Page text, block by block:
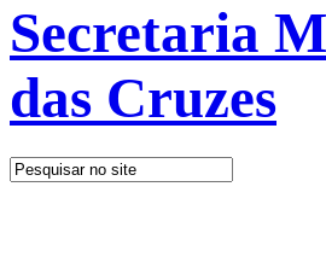
Secretaria
das Cruzes